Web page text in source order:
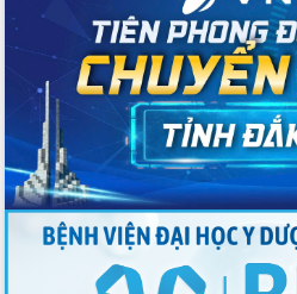
Phó Bí thư Tỉnh ủy Đắk Lắk Đỗ Hữu
Huy giữ chức Bí thư Đảng ủy Ủy Ban
Nhân dân tỉnh
Bệnh án điện tử thúc đẩy chuyển đổi
số y tế tại Đắk Lắk
Chuyển đổi số thư viện: Mở rộng
không gian tri thức trong thời đại số
Đánh giá, rút kinh nghiệm công tác tổ
chức diễn tập trước ngày bầu cử
Chương trình “Gặp gỡ hữu nghị –
Friendship Meeting New Year 2026”